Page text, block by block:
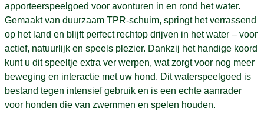
apporteerspeelgoed voor avonturen in en rond het water.
Gemaakt van duurzaam TPR-schuim, springt het verrassend
op het land en blijft perfect rechtop drijven in het water – voor
actief, natuurlijk en speels plezier. Dankzij het handige koord
kunt u dit speeltje extra ver werpen, wat zorgt voor nog meer
beweging en interactie met uw hond. Dit waterspeelgoed is
bestand tegen intensief gebruik en is een echte aanrader
voor honden die van zwemmen en spelen houden.